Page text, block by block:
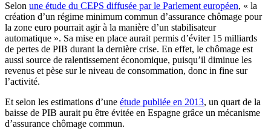
Selon une étude du CEPS diffusée par le Parlement européen, « la
création d’un régime minimum commun d’assurance chômage pour
la zone euro pourrait agir à la manière d’un stabilisateur
automatique ». Sa mise en place aurait permis d’éviter 15 milliards
de pertes de PIB durant la dernière crise. En effet, le chômage est
aussi source de ralentissement économique, puisqu’il diminue les
revenus et pèse sur le niveau de consommation, donc in fine sur
l’activité.
Et selon les estimations d’une étude publiée en 2013, un quart de la
baisse de PIB aurait pu être évitée en Espagne grâce un mécanisme
d’assurance chômage commun.